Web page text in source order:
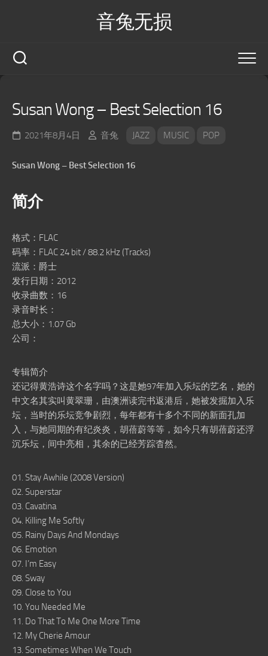
音兔无损
Susan Wong – Best Selection 16
2021年8月4日 音兔 JAZZ MUSIC POP
Susan Wong – Best Selection 16
简介
格式：FLAC
码率：FLAC 24 bit / 88.2 kHz (Tracks)
流派：爵士
发行日期：2012
收录曲数：16
录音时长：
总大小：1.07 Gb
公司：
专辑简介
还记得黄浩诗这个名字吗？这是她97年加入乐坛的艺名，她的
中文名其实叫黄翠珊，由澳洲读完书返港后，她被发掘加入乐
坛，当时的乐坛竞争剧烈，每年都有十多个不同的新面孔加
入，与她同期的有纪炎炎，胡蓓蔚等等，如今只有胡蓓蔚还浮
沉乐坛，间中亮相，其余的已经芳踪杳然。
01. Stay Awhile (2008 Version)
02. Superstar
03. Cavatina
04. Killing Me Softly
05. Rainy Days And Mondays
06. Emotion
07. I’m Easy
08. Sway
09. Close to You
10. You Needed Me
11. Do That To Me One More Time
12. My Cherie Amour
13. Sometimes When We Touch